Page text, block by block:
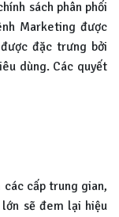
sách phân phối
Marketing được
đặc trưng bởi
dùng. Các quyết
các cấp trung gian,
sẽ đem lại hiệu